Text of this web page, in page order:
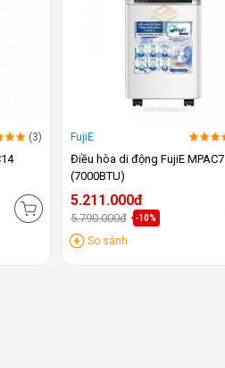
(3) FujiE
Điều hòa di động FujiE MPAC7
(7000BTU)
5.211.000đ
5.790.000đ -10%
So sánh